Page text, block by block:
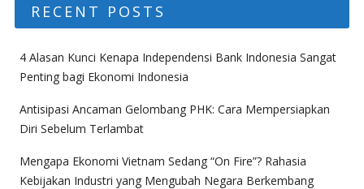
RECENT POSTS
4 Alasan Kunci Kenapa Independensi Bank Indonesia Sangat
Penting bagi Ekonomi Indonesia
Antisipasi Ancaman Gelombang PHK: Cara Mempersiapkan
Diri Sebelum Terlambat
Mengapa Ekonomi Vietnam Sedang “On Fire”? Rahasia
Kebijakan Industri yang Mengubah Negara Berkembang